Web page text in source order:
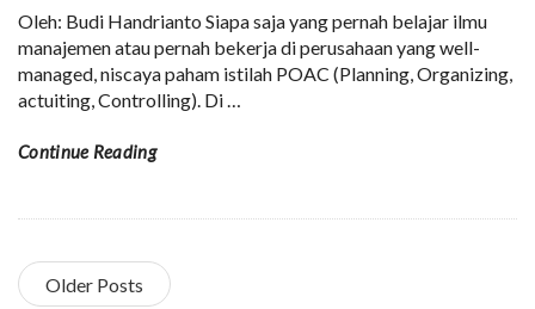
Oleh: Budi Handrianto Siapa saja yang pernah belajar ilmu
manajemen atau pernah bekerja di perusahaan yang well-
managed, niscaya paham istilah POAC (Planning, Organizing,
actuiting, Controlling). Di
Continue Reading
Older Posts